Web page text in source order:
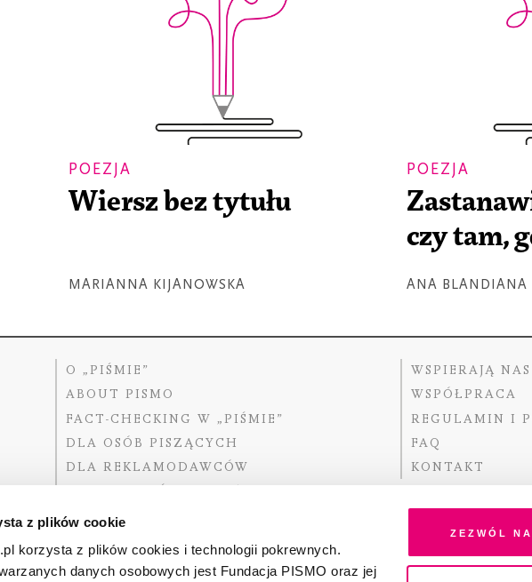
z plików cookie
korzysta z plików cookies i technologii pokrewnych.
danych osobowych jest Fundacja PISMO oraz jej
Zezwól
POEZJA
Wiersz bez tytułu
MARIANNA KIJANOWSKA
POEZJA
czy tam,
ANA BLANDIANA
O „PIŚMIE”
ABOUT PISMO
FACT-CHECKING W „PIŚMIE”
DLA OSÓB PISZĄCYCH
DLA REKLAMODAWCÓW
WSPIERAJĄ NAS
WSPÓŁPRACA
REGULAMIN I
FAQ
KONTAKT
Dofinansowano ze środków